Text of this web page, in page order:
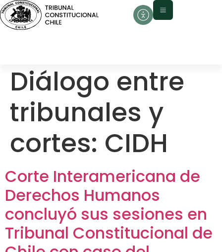
contenido
Diálogo entre
tribunales y
cortes: CIDH
Corte Interamericana de
Derechos Humanos
concluyó sus sesiones en
Tribunal Constitucional de